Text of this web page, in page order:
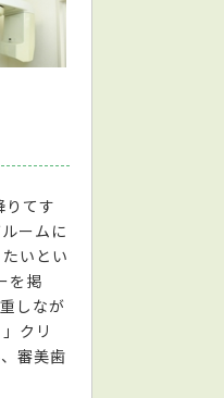
てす
ームに
いとい
を掲
しなが
クリ
審美歯